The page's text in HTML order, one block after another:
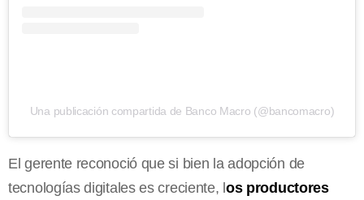
Una publicación compartida de Banco Macro (@bancomacro)
El gerente reconoció que si bien la adopción de
tecnologías digitales es creciente, l os productores